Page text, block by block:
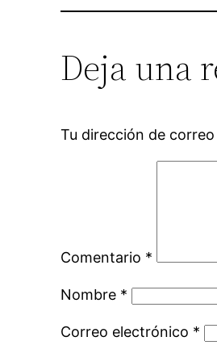
Deja una
Tu dirección de
Comentario *
Nombre *
Correo electrónico *